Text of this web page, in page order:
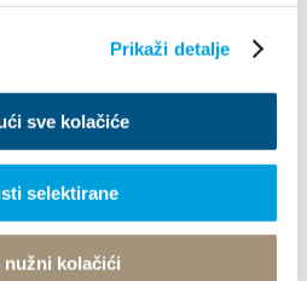
Prikaži detalje
sve kolačiće
selektirane
nužni kolačići
dei Cookie Developed by:Nove
by:Signed Design